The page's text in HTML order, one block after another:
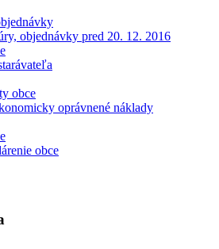
objednávky pred 20. 12. 2016
obce
oprávnené náklady
obce